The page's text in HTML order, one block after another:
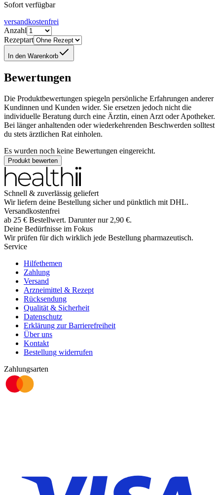
Sofort verfügbar
versandkostenfrei
Anzahl
Rezeptart
In den Warenkorb
Bewertungen
Die Produktbewertungen spiegeln persönliche Erfahrungen anderer
Kundinnen und Kunden wider. Sie ersetzen jedoch nicht die
individuelle Beratung durch eine Ärztin, einen Arzt oder Apotheker.
Bei länger anhaltenden oder wiederkehrenden Beschwerden solltest
du stets ärztlichen Rat einholen.
Es wurden noch keine Bewertungen eingereicht.
Produkt bewerten
Schnell & zuverlässig geliefert
Wir liefern deine Bestellung sicher und pünktlich mit DHL.
Versandkostenfrei
ab 25 € Bestellwert. Darunter nur 2,90 €.
Deine Bedürfnisse im Fokus
Wir prüfen für dich wirklich jede Bestellung pharmazeutisch.
Service
Hilfethemen
Zahlung
Versand
Arzneimittel & Rezept
Rücksendung
Qualität & Sicherheit
Datenschutz
Erklärung zur Barrierefreiheit
Über uns
Kontakt
Bestellung widerrufen
Zahlungsarten